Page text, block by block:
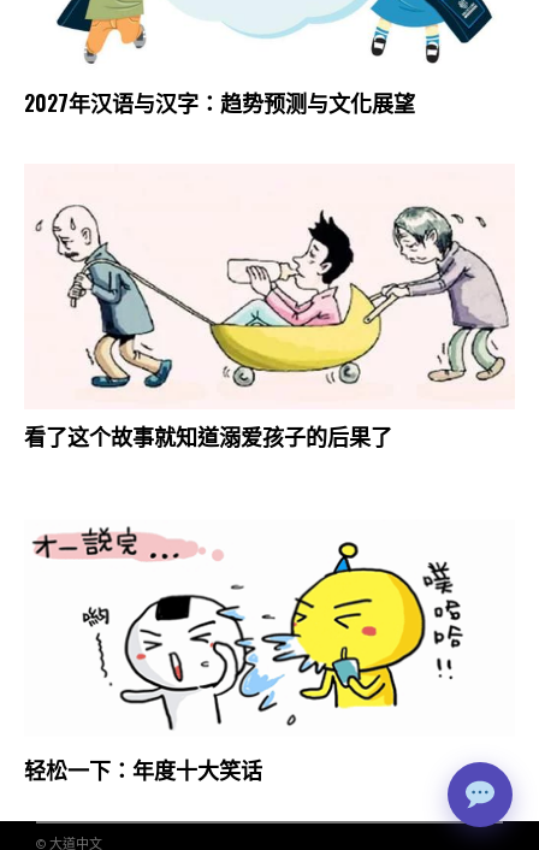
2027年汉语与汉字：趋势预测与文化展望
看了这个故事就知道溺爱孩子的后果了
轻松一下：年度十大笑话
© 大道中文